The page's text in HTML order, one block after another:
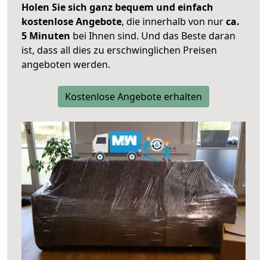
Holen Sie sich ganz bequem und einfach
kostenlose Angebote, die innerhalb von nurca.
5 Minuten bei Ihnen sind. Und das Beste daran
ist, dass all dies zu erschwinglichen Preisen
angeboten werden.
Kostenlose Angebote erhalten